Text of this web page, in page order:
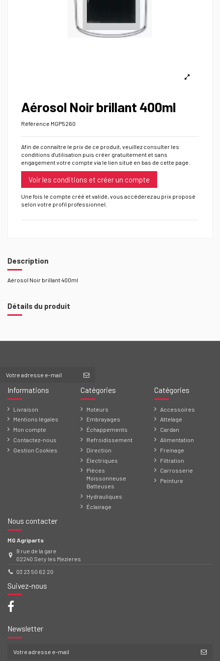
Aérosol Noir brillant 400ml
Référence MGP5260
Afin de connaître le prix de ce produit, veuillez consulter les
conditions d'utilisation puis créer gratuitement et sans
engagement votre compte via le lien situé en bas de cette page.
Voir les conditions et créer un compte
Une fois le compte créé et validé, vous accéderez au prix proposé
selon votre profil professionnel.
Description
Aérosol Noir brillant 400ml
Détails du produit
Informations
Livraison
Mentions légales
Mon compte
Contactez-nous
Gestion Cookies
Catégories
Moteurs
Embrayages
Échappements
Refroidissement
Direction
Électriques
Pièces
Moissonneuse
Batteuses
Hydrauliques
Éclairage
Catégories
Accessoires
Attelage
Cardan
Alimentation
Freinage
Filtration
Carrosserie
Peinture
Nous contacter
MG Agriparts
9 rue de la gare
02240 Sery les Mezieres
03 23 50 62 20
Suivez-nous
Newsletter